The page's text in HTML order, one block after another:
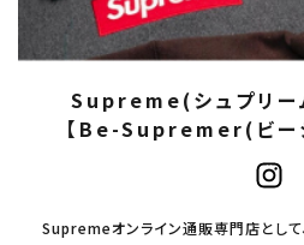
Supreme(シュプリー
【Be-Supremer(ビー
Supremeオンライン通販専門店として